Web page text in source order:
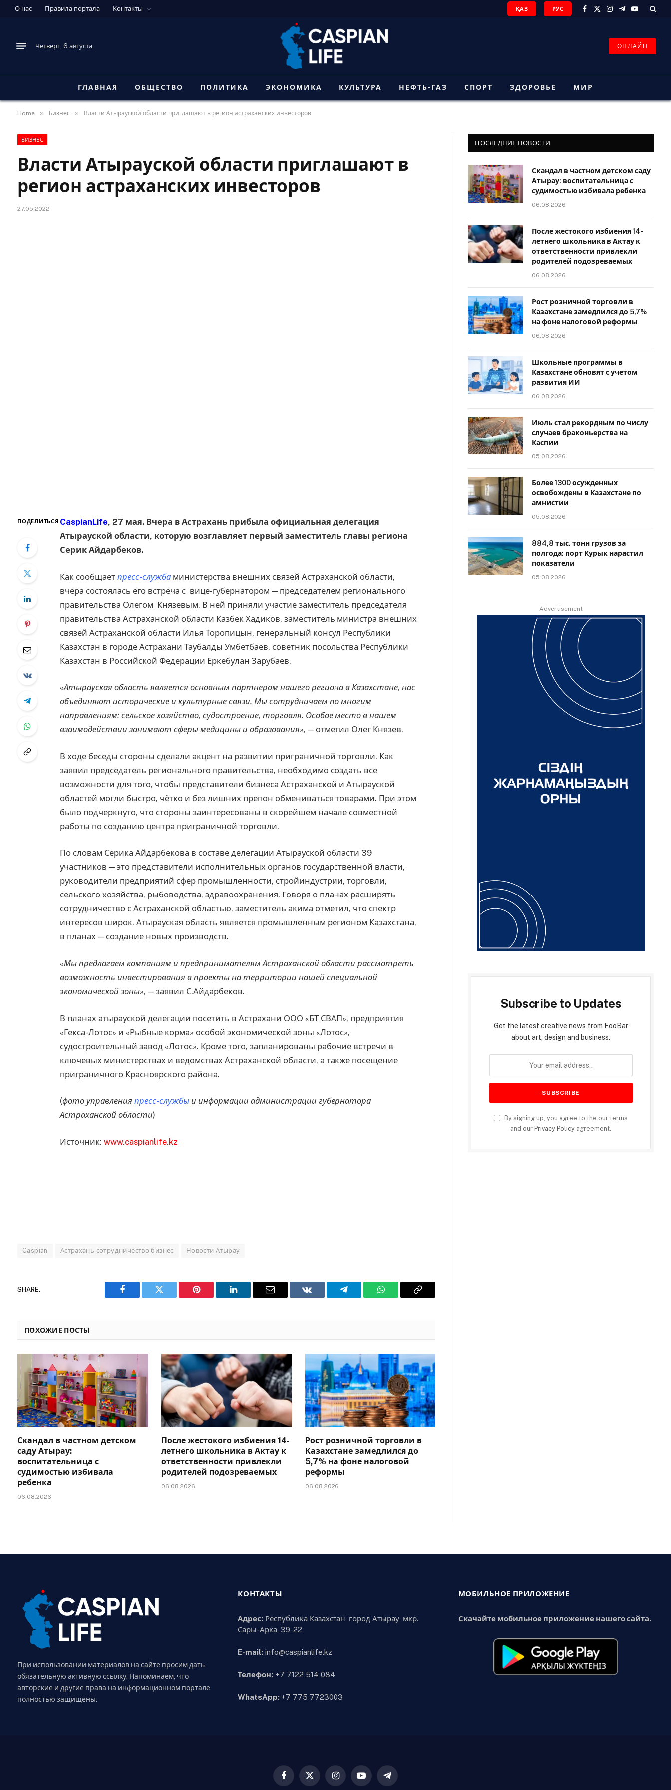
О нас Правила портала Контакты ҚАЗ РУС
Facebook
X
Instagram
Telegram
YouTube
Четверг, 6 августа ОНЛАЙН
ГЛАВНАЯ ОБЩЕСТВО ПОЛИТИКА ЭКОНОМИКА КУЛЬТУРА НЕФТЬ-ГАЗ СПОРТ ЗДОРОВЬЕ МИР
Home » Бизнес » Власти Атырауской области приглашают в регион астраханских инвесторов
БИЗНЕС
Власти Атырауской области приглашают в
регион астраханских инвесторов
27.05.2022
ПОДЕЛИТЬСЯ CaspianLife, 27 мая. Вчера в Астрахань прибыла официальная делегация
Атырауской области, которую возглавляет первый заместитель главы региона
Серик Айдарбеков.
Как сообщает пресс-службаминистерства внешних связей Астраханской области,
вчера состоялась его встреча с вице-губернатором — председателем регионального
правительства Олегом Князевым. В ней приняли участие заместитель председателя
правительства Астраханской области Казбек Хадиков, заместитель министра внешних
связей Астраханской области Илья Торопицын, генеральный консул Республики
Казахстан в городе Астрахани Таубалды Умбетбаев, советник посольства Республики
Казахстан в Российской Федерации Еркебулан Зарубаев.
«Атырауская область является основным партнером нашего региона в Казахстане, нас
объединяют исторические и культурные связи. Мы сотрудничаем по многим
направлениям: сельское хозяйство, судостроение, торговля. Особое место в нашем
взаимодействии занимают сферы медицины и образования», — отметил Олег Князев.
В ходе беседы стороны сделали акцент на развитии приграничной торговли. Как
заявил председатель регионального правительства, необходимо создать все
возможности для того, чтобы представители бизнеса Астраханской и Атырауской
областей могли быстро, чётко и без лишних препон обмениваться товарами. При этом
было подчеркнуто, что стороны заинтересованы в скорейшем начале совместной
работы по созданию центра приграничной торговли.
По словам Серика Айдарбекова в составе делегации Атырауской области 39
участников — это представители исполнительных органов государственной власти,
руководители предприятий сфер промышленности, стройиндустрии, торговли,
сельского хозяйства, рыбоводства, здравоохранения. Говоря о планах расширять
сотрудничество с Астраханской областью, заместитель акима отметил, что спектр
интересов широк. Атырауская область является промышленным регионом Казахстана,
в планах — создание новых производств.
«Мы предлагаем компаниям и предпринимателям Астраханской области рассмотреть
возможность инвестирования в проекты на территории нашей специальной
экономической зоны», — заявил С.Айдарбеков.
В планах атырауской делегации посетить в Астрахани ООО «БТ СВАП», предприятия
«Гекса-Лотос» и «Рыбные корма» особой экономической зоны «Лотос»,
судостроительный завод «Лотос». Кроме того, запланированы рабочие встречи в
ключевых министерствах и ведомствах Астраханской области, а также посещение
приграничного Красноярского района.
(фото управления пресс-службыи информации администрации губернатора
Астраханской области)
Источник: www.caspianlife.kz
Caspian Астрахань сотрудничество бизнес Новости Атырау
SHARE.
Facebook Twitter Pinterest LinkedIn Email VKontakteTelegram WhatsAppCopy
ПОХОЖИЕ ПОСТЫ
Скандал в частном детском
саду Атырау:
воспитательница с
судимостью избивала
ребенка
06.08.2026
После жестокого избиения 14-
летнего школьника в Актау к
ответственности привлекли
родителей подозреваемых
06.08.2026
Рост розничной торговли в
Казахстане замедлился до
5,7% на фоне налоговой
реформы
06.08.2026
ПОСЛЕДНИЕ НОВОСТИ
Скандал в частном детском саду
Атырау: воспитательница с
судимостью избивала ребенка
06.08.2026
После жестокого избиения 14-
летнего школьника в Актау к
ответственности привлекли
родителей подозреваемых
06.08.2026
Рост розничной торговли в
Казахстане замедлился до 5,7%
на фоне налоговой реформы
06.08.2026
Школьные программы в
Казахстане обновят с учетом
развития ИИ
06.08.2026
Июль стал рекордным по числу
случаев браконьерства на
Каспии
05.08.2026
Более 1300 осужденных
освобождены в Казахстане по
амнистии
05.08.2026
884,8 тыс. тонн грузов за
полгода: порт Курык нарастил
показатели
05.08.2026
Advertisement
Subscribe to Updates
Get the latest creative news from FooBar
about art, design and business.
By signing up, you agree to the our terms
and our Privacy Policy agreement.
При использовании материалов на сайте просим дать
обязательную активную ссылку. Напоминаем, что
авторские и другие права на информационном портале
полностью защищены.
КОНТАКТЫ
Адрес: Республика Казахстан, город Атырау, мкр.
Сары-Арка, 39-22
E-mail: info@caspianlife.kz
Телефон: +7 7122 514 084
WhatsApp: +7 775 7723003
МОБИЛЬНОЕ ПРИЛОЖЕНИЕ
Скачайте мобильное приложение нашего сайта.
Facebook
X
InstagramYouTubeTelegram